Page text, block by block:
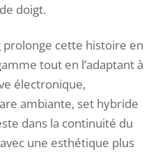
doigt.
prolonge cette histoire en
tout en l’adaptant à
électronique,
ambiante, set hybride
dans la continuité du
une esthétique plus